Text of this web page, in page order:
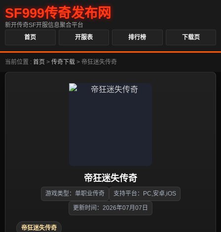
SF999传奇发布网
新开传奇SF开服信息聚合平台
首页
开服表 排行榜 下载页
当前位置 : 首页 > 传奇下载 > 帝狂迷失传奇
帝狂迷失传奇
游戏类型：单职业传奇 支持平台：PC,安卓,iOS
更新时间：2026年07月07日
帝狂迷失传奇